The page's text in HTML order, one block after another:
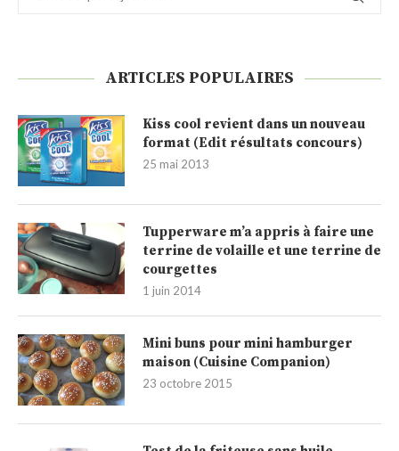
ARTICLES POPULAIRES
Kiss cool revient dans un nouveau
format (Edit résultats concours)
25 mai 2013
Tupperware m’a appris à faire une
terrine de volaille et une terrine de
courgettes
1 juin 2014
Mini buns pour mini hamburger
maison (Cuisine Companion)
23 octobre 2015